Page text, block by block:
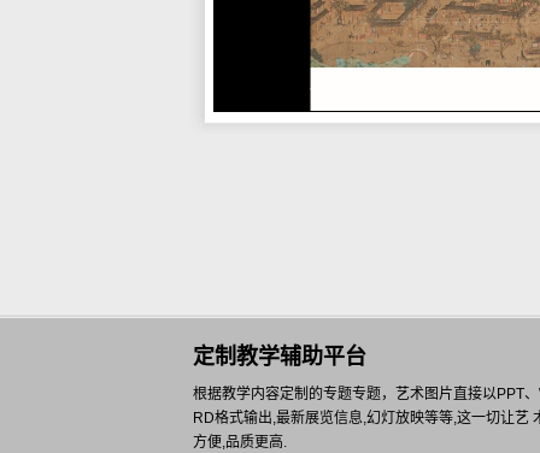
定制教学辅助平台
根据教学内容定制的专题专题，艺术图片直接以PPT
RD格式输出,最新展览信息,幻灯放映等等,这一切让艺
方便,品质更高.